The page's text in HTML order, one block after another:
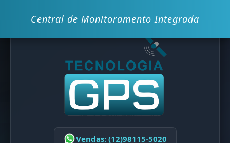
Central de Monitoramento Integrada
Vendas: (12)98115-5020